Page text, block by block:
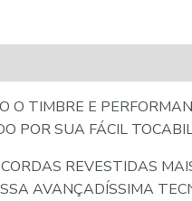
O TIMBRE E
POR SUA FÁCIL
REVESTIDAS
AVANÇADÍSSIMA